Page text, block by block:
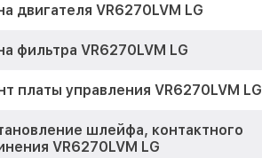
двигателя VR6270LVM LG
фильтра VR6270LVM LG
платы управления VR6270LVM LG
шлейфа, контактного
VR6270LVM LG